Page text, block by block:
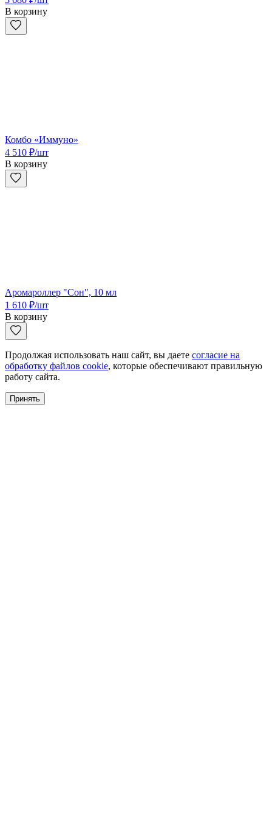
В корзину
Комбо «Иммуно»
4 510 ₽/шт
В корзину
Аромароллер "Сон", 10 мл
1 610 ₽/шт
В корзину
Продолжая использовать наш сайт, вы даете согласие на
обработку файлов cookie, которые обеспечивают правильную
работу сайта.
Принять